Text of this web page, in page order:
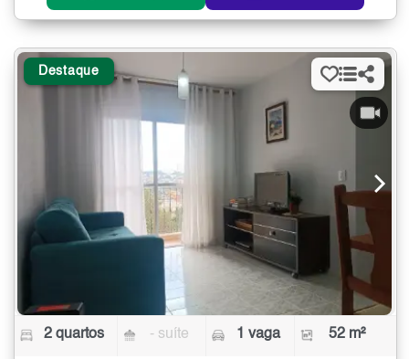
Destaque
2 quartos - suíte 1 vaga 52 m²